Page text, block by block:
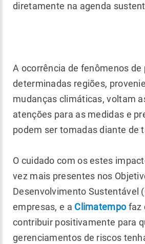
diretamente na agenda
A ocorrência de fenômenos
determinadas regiões,
mudanças climáticas, voltam
atenções para as medidas e
podem ser tomadas diante de
O cuidado com os estes
vez mais presentes nos
Desenvolvimento Sustentável
empresas, e a Climatempofaz
contribuir positivamente para
gerenciamentos de riscos